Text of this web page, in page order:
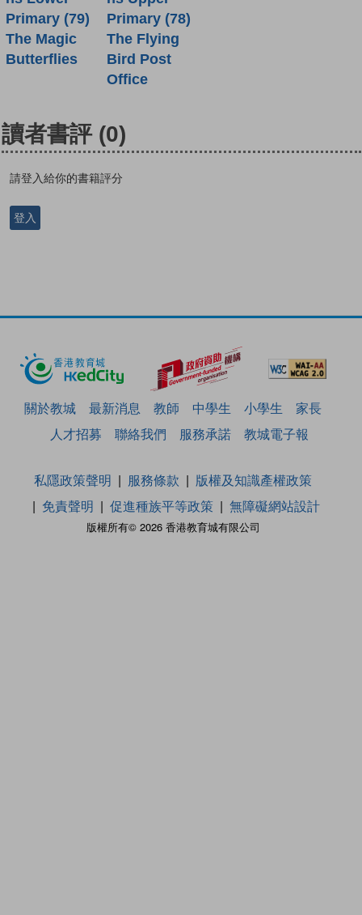
Primary (79)
The Magic
Butterflies
Primary (78)
The Flying
Bird Post
Office
讀者書評 (0)
請登入給你的書籍評分
登入
關於教城 最新消息 教師 中學生 小學生
家長
人才招募
聯絡我們 服務承諾 教城電子報
版權所有© 2026 香港教育城有限公司
私隱政策聲明 服務條款
版權及知識產權政策
免責聲明
促進種族平等政策 無障礙網站設計